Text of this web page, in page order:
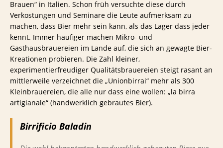
Brauen“ in Italien. Schon früh versuchte diese durch
Verkostungen und Seminare die Leute aufmerksam zu
machen, dass Bier mehr sein kann, als das Lager dass jeder
kennt. Immer häufiger machen Mikro- und
Gasthausbrauereien im Lande auf, die sich an gewagte Bier-
Kreationen probieren. Die Zahl kleiner,
experimentierfreudiger Qualitätsbrauereien steigt rasant an
mittlerweile verzeichnet die „Unionbirrai“ mehr als 300
Kleinbrauereien, die alle nur dass eine wollen: „la birra
artigianale“ (handwerklich gebrautes Bier).
Birrificio Baladin